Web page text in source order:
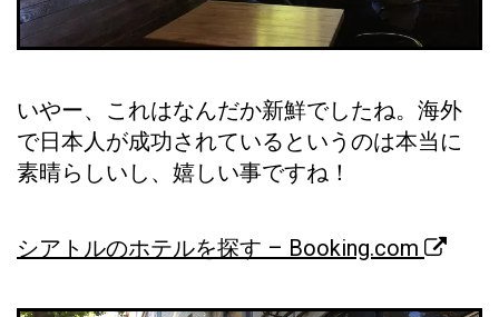
いやー、これはなんだか新鮮でしたね。海外
で日本人が成功されているというのは本当に
素晴らしいし、嬉しい事ですね！
シアトルのホテルを探す – Booking.com